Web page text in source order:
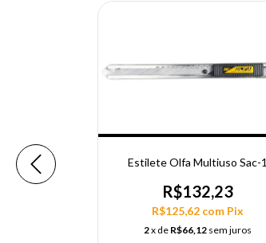
Aço Estilete Olfa Multiuso Sac-1
R$132,23
R$125,62 com Pix
2x de R$66,12 sem juros